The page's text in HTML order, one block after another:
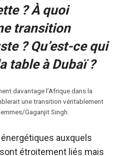
? À quoi
transition
?Qu’est-ce qui
table à Dubaï ?
davantage l’Afrique dans la
une transition véritablement
Gaganjit Singh.
auxquels
étroitement liés mais